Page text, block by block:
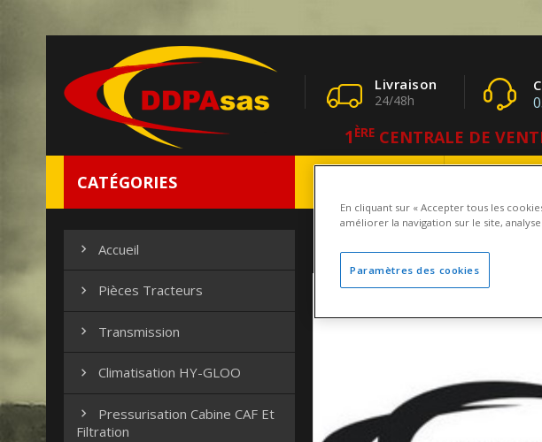
Livraison
24/48h
1 ÈRE CENTRALE DE
CATÉGORIES
 Accueil
 Pièces Tracteurs
 Transmission
 Climatisation HY-GLOO

Pressurisation Cabine CAF Et
Filtration
Transmission Pont Clark Hurth
En cliquant sur « Accepter tous les
améliorer la navigation sur le site,
Paramètres des cookies